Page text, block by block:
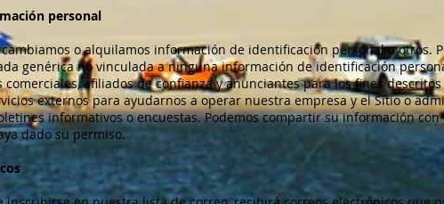
personal
o alquilamos información de identificación personal a otros.
genérica no vinculada a ninguna información de identificación
comerciales, afiliados de confianza y anunciantes para los fines
externos para ayudarnos a operar nuestra empresa y el Sitio o
informativos o encuestas. Podemos compartir su información
dado su permiso.